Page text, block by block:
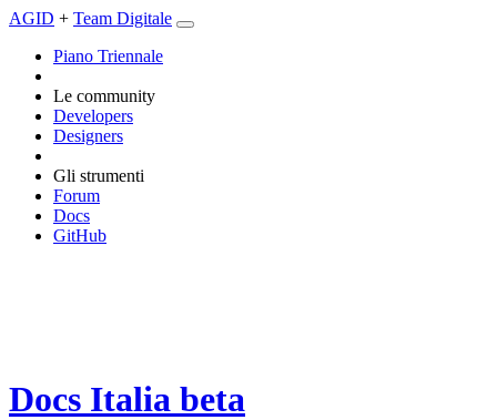
AGID + Team Digitale
Piano Triennale
Le community
Developers
Designers
Gli strumenti
Forum
Docs
GitHub
Docs Italia beta